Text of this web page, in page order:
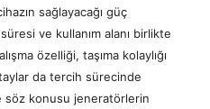
sağlayacağı güç
ve kullanım alanı birlikte
özelliği, taşıma kolaylığı
da tercih sürecinde
söz konusu jeneratörlerin